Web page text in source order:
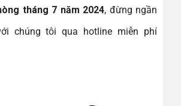
tháng 7 năm 2024, đừng ngần
chúng tôi qua hotline miễn phí